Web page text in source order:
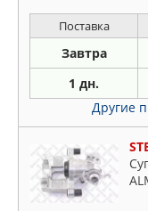
Поставка
Завтра
1 дн.
Другие